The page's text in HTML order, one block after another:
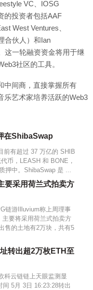
VC、IOSG
的投资者包括AAF
West Ventures、
合伙人）和Ian
这一轮融资资金将用于继
社区的工具。
中间商，直接掌握所有
乐艺术家培养活跃的Web3
在ShibaSwap
前有超过 37 万亿的 SHIB
币，LEASH 和 BONE，
押中。ShibaSwap 是 ...
要采用荷兰式拍卖方
链游Illuvium称上周理事
要将采用荷兰式拍卖方
售的土地有2万块，共有5
转出超2万枚ETH至
科云链链上天眼监测显
5月 3日 16:23:28转出